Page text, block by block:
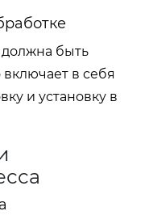
должна быть
в себя
и установку в